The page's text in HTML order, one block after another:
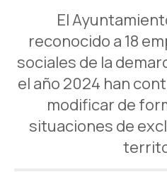
El
reconocido a 18
sociales de la
el año 2024 han
modificar de
situaciones de